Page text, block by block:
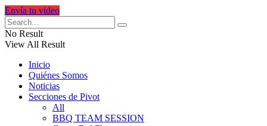
Envía tu video
No Result
View All Result
Inicio
Quiénes Somos
Noticias
Secciones de Pivot
All
BBQ TEAM SESSION